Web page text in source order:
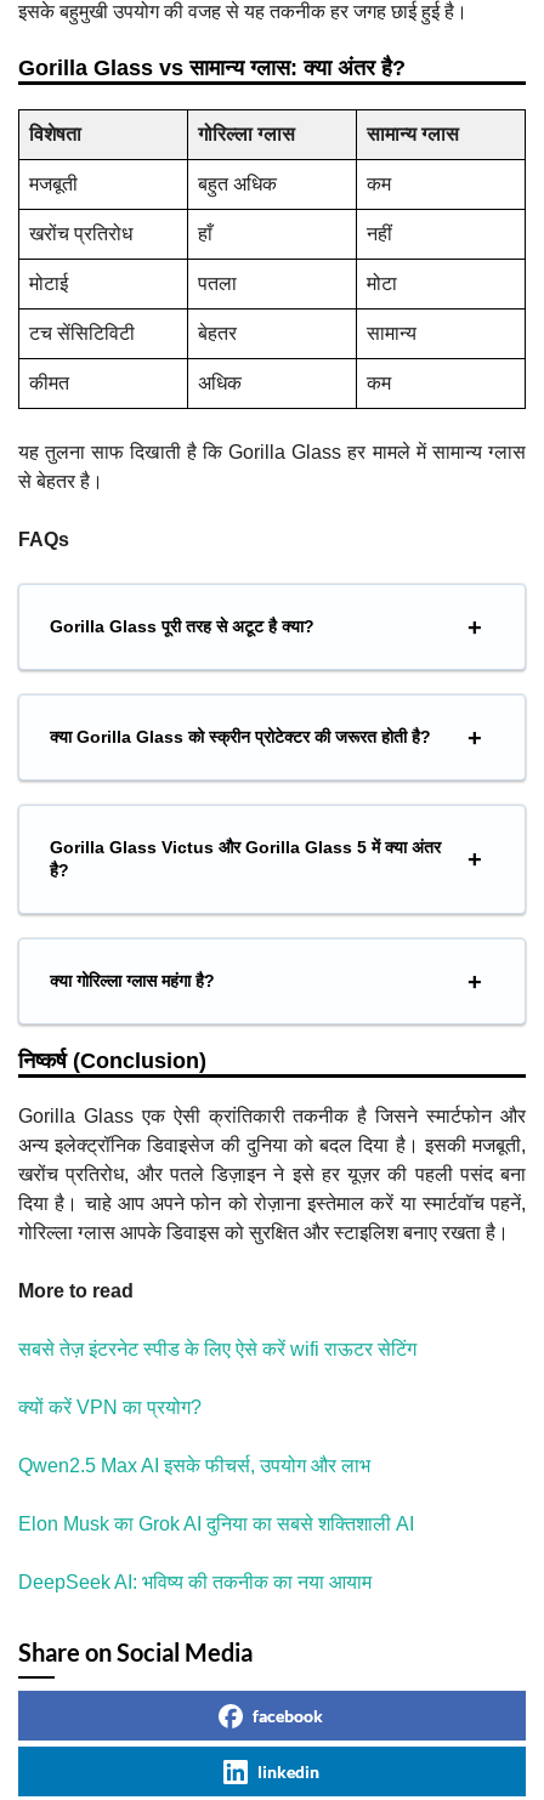
इसके बहुमुखी उपयोग की वजह से यह तकनीक हर जगह छाई हुई है।
Gorilla Glass vs सामान्य ग्लास: क्या अंतर है?
विशेषता गोरिल्ला ग्लास सामान्य ग्लास
मजबूती बहुत अधिक कम
खरोंच प्रतिरोध हाँ नहीं
मोटाई पतला मोटा
टच सेंसिटिविटी बेहतर सामान्य
कीमत अधिक कम
यह तुलना साफ दिखाती है कि Gorilla Glass हर मामले में सामान्य ग्लास
से बेहतर है।
FAQs
Gorilla Glass पूरी तरह से अटूट है क्या?
क्या Gorilla Glass को स्क्रीन प्रोटेक्टर की जरूरत होती है?
Gorilla Glass Victus और Gorilla Glass 5 में क्या अंतर
है?
क्या गोरिल्ला ग्लास महंगा है?
निष्कर्ष (Conclusion)
Gorilla Glass एक ऐसी क्रांतिकारी तकनीक है जिसने स्मार्टफोन और
अन्य इलेक्ट्रॉनिक डिवाइसेज की दुनिया को बदल दिया है। इसकी मजबूती,
खरोंच प्रतिरोध, और पतले डिज़ाइन ने इसे हर यूज़र की पहली पसंद बना
दिया है। चाहे आप अपने फोन को रोज़ाना इस्तेमाल करें या स्मार्टवॉच पहनें,
गोरिल्ला ग्लास आपके डिवाइस को सुरक्षित और स्टाइलिश बनाए रखता है।
More to read
सबसे तेज़ इंटरनेट स्पीड के लिए ऐसे करें wifi राऊटर सेटिंग
क्यों करें VPN का प्रयोग?
Qwen2.5 Max AI इसके फीचर्स, उपयोग और लाभ
Elon Musk का Grok AI दुनिया का सबसे शक्तिशाली AI
DeepSeek AI: भविष्य की तकनीक का नया आयाम
Share on Social Media
facebook
linkedin